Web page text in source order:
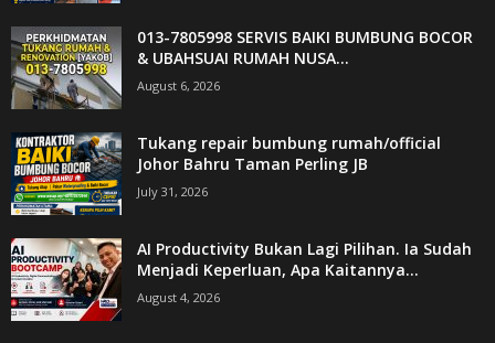
013-7805998 SERVIS BAIKI BUMBUNG BOCOR
& UBAHSUAI RUMAH NUSA...
August 6, 2026
Tukang repair bumbung rumah/official
Johor Bahru Taman Perling JB
July 31, 2026
AI Productivity Bukan Lagi Pilihan. Ia Sudah
Menjadi Keperluan, Apa Kaitannya...
August 4, 2026